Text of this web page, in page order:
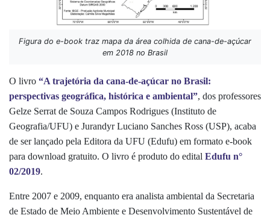
Figura do e-book traz mapa da área colhida de cana-de-açúcar
em 2018 no Brasil
O livro “A trajetória da cana-de-açúcar no Brasil:
perspectivas geográfica, histórica e ambiental”, dos professores
Gelze Serrat de Souza Campos Rodrigues (Instituto de
Geografia/UFU) e Jurandyr Luciano Sanches Ross (USP), acaba
de ser lançado pela Editora da UFU (Edufu) em formato e-book
para download gratuito. O livro é produto do edital Edufu n°
02/2019.
Entre 2007 e 2009, enquanto era analista ambiental da Secretaria
de Estado de Meio Ambiente e Desenvolvimento Sustentável de